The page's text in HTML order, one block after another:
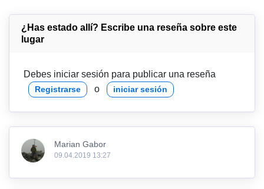
¿Has estado allí? Escribe una reseña sobre este
lugar
Debes iniciar sesión para publicar una reseña
Registrarse o iniciar sesión
Marian Gabor
09.04.2019 13:27